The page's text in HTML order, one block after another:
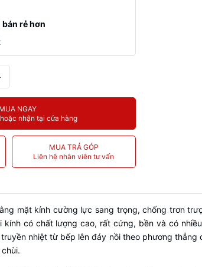
rẻ hơn
MUA NGAY
nhận tại cửa hàng
MUA TRẢ GÓP
Liên hệ nhân viên tư vấn
mặt kính cường lực sang trọng, chống trơn
có chất lượng cao, rất cứng, bền và có
nhiệt từ bếp lên đáy nồi theo phương